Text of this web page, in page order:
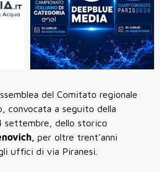
del Comitato regionale
convocata a seguito della
settembre, dello storico
per oltre trent'anni
uffici di via Piranesi.